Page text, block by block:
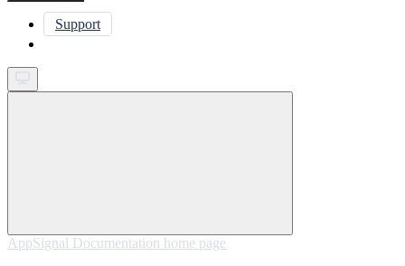
Support
AppSignal Documentation home page